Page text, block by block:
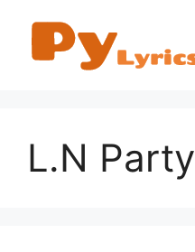
content
L.N Party